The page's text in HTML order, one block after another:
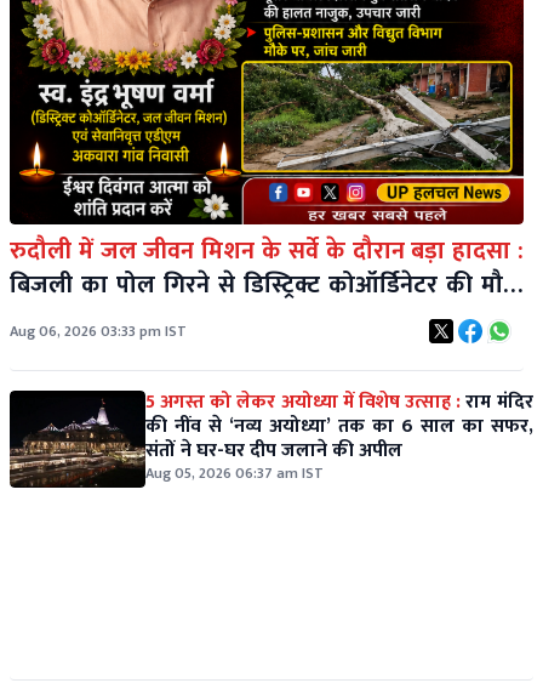
रुदौली में जल जीवन मिशन के सर्वे के दौरान बड़ा हादसा :
बिजली का पोल गिरने से डिस्ट्रिक्ट कोऑर्डिनेटर की मौत,
एक कर्मचारी गंभीर
Aug 06, 2026 03:33 pm IST
5 अगस्त को लेकर अयोध्या में विशेष उत्साह :राम मंदिर
की नींव से ‘नव्य अयोध्या’ तक का 6 साल का सफर,
संतों ने घर-घर दीप जलाने की अपील
Aug 05, 2026 06:37 am IST